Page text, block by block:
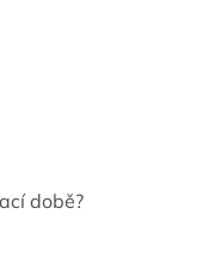
době?